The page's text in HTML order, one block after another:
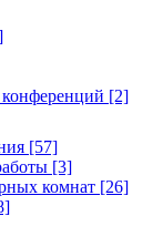
[2]
[57]
[3]
комнат [26]